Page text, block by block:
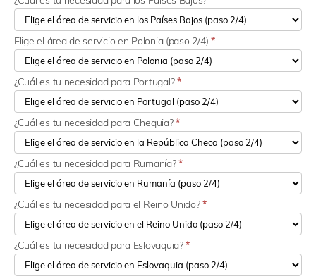
Elige el área de servicio en Polonia (paso 2/4)*
¿Cuál es tu necesidad para Portugal?*
¿Cuál es tu necesidad para Chequia?*
¿Cuál es tu necesidad para Rumanía?*
¿Cuál es tu necesidad para el Reino Unido?*
¿Cuál es tu necesidad para Eslovaquia?*